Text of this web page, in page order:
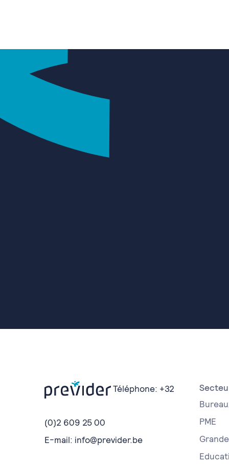
Téléphone: +32
(0)2 609 25 00
E-mail: info@previder.be
PME